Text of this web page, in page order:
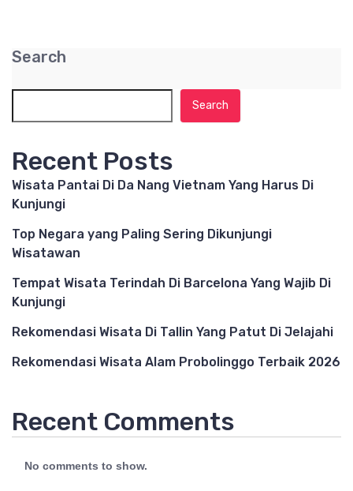
Search
Search
Recent Posts
Wisata Pantai Di Da Nang Vietnam Yang Harus Di
Kunjungi
Top Negara yang Paling Sering Dikunjungi
Wisatawan
Tempat Wisata Terindah Di Barcelona Yang Wajib Di
Kunjungi
Rekomendasi Wisata Di Tallin Yang Patut Di Jelajahi
Rekomendasi Wisata Alam Probolinggo Terbaik 2026
Recent Comments
No comments to show.